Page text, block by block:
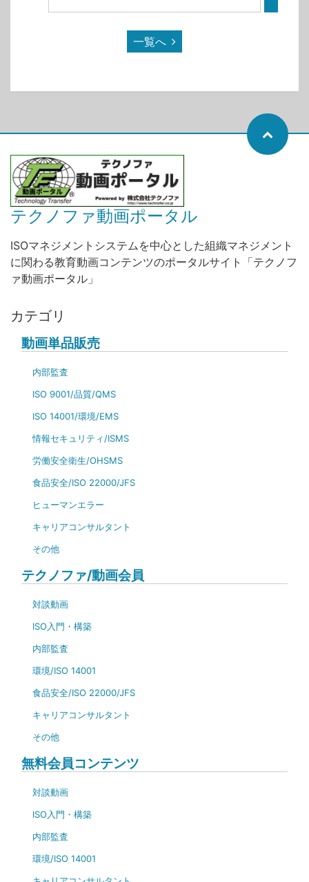
一覧へ
テクノファ動画ポータル
ISOマネジメントシステムを中心とした組織マネジメント
に関わる教育動画コンテンツのポータルサイト「テクノフ
ァ動画ポータル」
カテゴリ
動画単品販売
内部監査
ISO 9001/品質/QMS
ISO 14001/環境/EMS
情報セキュリティ/ISMS
労働安全衛生/OHSMS
食品安全/ISO 22000/JFS
ヒューマンエラー
キャリアコンサルタント
その他
テクノファ/動画会員
対談動画
ISO入門・構築
内部監査
環境/ISO 14001
食品安全/ISO 22000/JFS
キャリアコンサルタント
その他
無料会員コンテンツ
対談動画
ISO入門・構築
内部監査
環境/ISO 14001